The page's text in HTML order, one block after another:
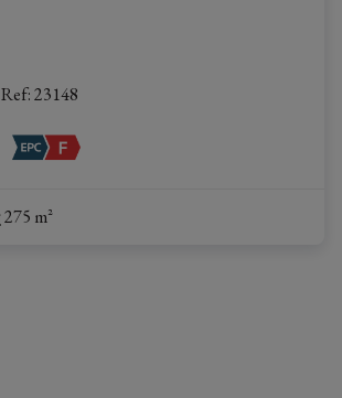
Ref: 23148
275 m²